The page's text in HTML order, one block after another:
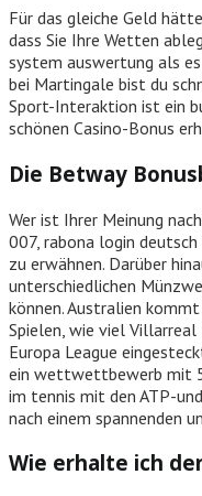
Für das gleiche Geld
dass Sie Ihre Wetten
system auswertung als
bei Martingale bist du
Sport-Interaktion ist ein
schönen Casino-Bonus
Die Betway
Wer ist Ihrer Meinung
007, rabona login
zu erwähnen. Darüber
unterschiedlichen
können. Australien
Spielen, wie viel Villarreal
Europa League
ein wettwettbewerb mit
im tennis mit den ATP-
nach einem spannenden
Wie erhalte ich